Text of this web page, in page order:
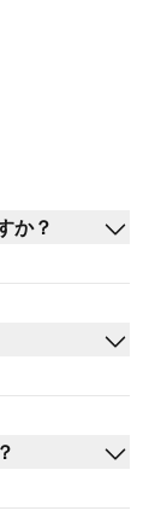
か？